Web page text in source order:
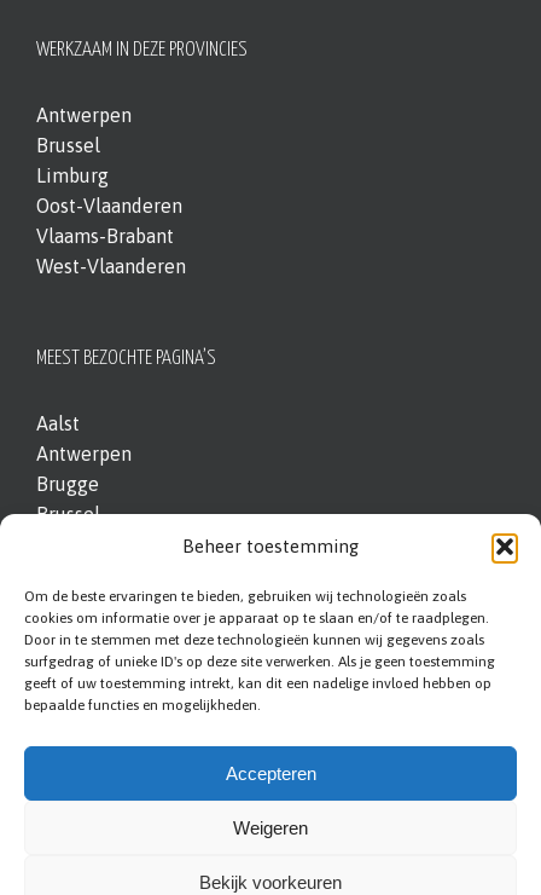
Beheer toestemming
Om de beste ervaringen te bieden, gebruiken wij technologieën zoals
cookies om informatie over je apparaat op te slaan en/of te raadplegen.
Door in te stemmen met deze technologieën kunnen wij gegevens zoals
surfgedrag of unieke ID's op deze site verwerken. Als je geen toestemming
geeft of uw toestemming intrekt, kan dit een nadelige invloed hebben op
bepaalde functies en mogelijkheden.
Accepteren
Weigeren
Bekijk voorkeuren
WERKZAAM IN DEZE PROVINCIES
Antwerpen
Brussel
Limburg
Oost-Vlaanderen
Vlaams-Brabant
West-Vlaanderen
MEEST BEZOCHTE PAGINA’S
Aalst
Antwerpen
Brugge
Brussel
Kortrijk
Leuven
Sint-Niklaas
Vilvoorde